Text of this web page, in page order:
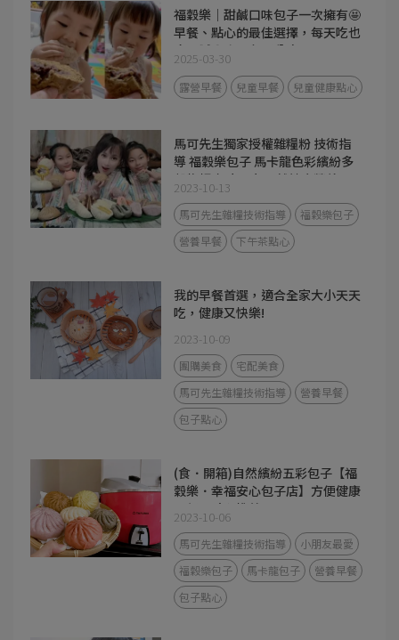
福穀樂｜甜鹹口味包子一次擁有🤩
早餐、點心的最佳選擇，每天吃也
吃不膩😋宅配包子分享
2025-03-30
露營早餐 兒童早餐 兒童健康點心
馬可先生獨家授權雜糧粉 技術指
導 福穀樂包子 馬卡龍色彩繽紛多
穀物麵皮 小朋友天然健康營養零
食 下午茶 早餐 首選
2023-10-13
馬可先生雜糧技術指導
福穀樂包子
營養早餐
下午茶點心
我的早餐首選，適合全家大小天天
吃，健康又快樂!
2023-10-09
團購美食
宅配美食
馬可先生雜糧技術指導
營養早餐
包子點心
(食．開箱)自然繽紛五彩包子【福
穀樂．幸福安心包子店】方便健康
早餐、點心推薦
2023-10-06
馬可先生雜糧技術指導
小朋友最愛
福穀樂包子
馬卡龍包子
營養早餐
包子點心